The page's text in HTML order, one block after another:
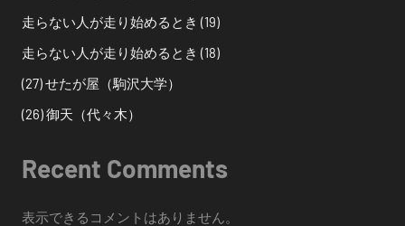
走らない人が走り始めるとき (19)
走らない人が走り始めるとき (18)
(27) せたが屋（駒沢大学）
(26) 御天（代々木）
Recent Comments
表示できるコメントはありません。